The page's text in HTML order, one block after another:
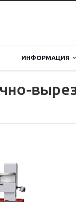
ИНФОРМАЦИЯ